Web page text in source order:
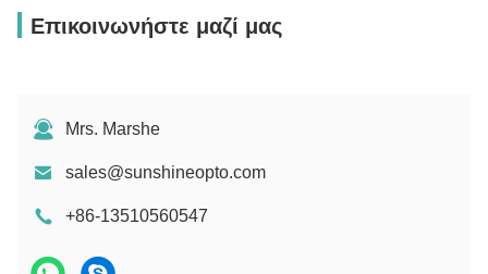
Επικοινωνήστε μαζί μας
Mrs. Marshe
sales@sunshineopto.com
+86-13510560547